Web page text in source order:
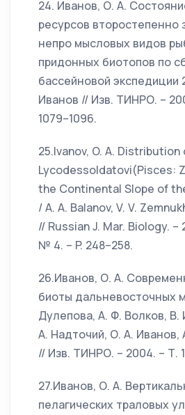
24. Иванов, О. А.
ресурсов второстепенно
непро мысловых видов
придонных биотопов по
бассейновой экспедиции
Иванов // Изв. ТИНРО. –
1079–1096.
25.Ivanov, O. A.
Lycodessoldatovi(Pisces:
the Continental Slope of
/ A. A. Balanov, V. V.
// Russian J. Mar. Biology. –
№ 4. – P. 248–258.
26.Иванов, О. А.
биоты дальневосточных
Дулепова, А. Ф. Волков, В.
А. Надточий, О. А.
// Изв. ТИНРО. – 2004. – Т.
27.Иванов, О. А.
пелагических траловых